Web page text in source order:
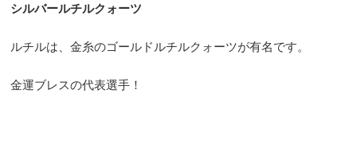
シルバールチルクォーツ
ルチルは、金糸のゴールドルチルクォーツが有名です。
金運ブレスの代表選手！